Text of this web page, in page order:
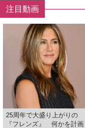
注目動画
25周年で大盛り上がりの
『フレンズ』 何かを計画